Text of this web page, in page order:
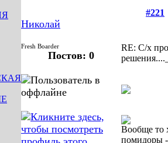
#221
Николай
Fresh Boarder
Постов: 0
RE: С/х
решения....
Вообще то
помидоры -